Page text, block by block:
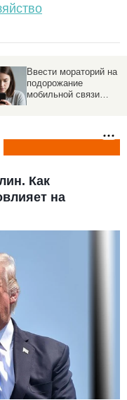
Лукашенко перенес
повышение тарифов за
услуги ЖКХ
Как
на